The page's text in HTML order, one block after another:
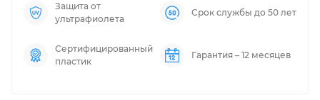
Защита от
ультрафиолета
Срок службы до 50 лет
Сертифицированный
пластик
Гарантия – 12 месяцев